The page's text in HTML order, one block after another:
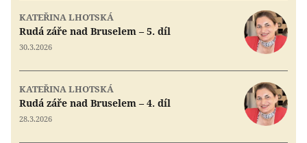
KATEŘINA LHOTSKÁ
Rudá záře nad Bruselem – 5. díl
30.3.2026
KATEŘINA LHOTSKÁ
Rudá záře nad Bruselem – 4. díl
28.3.2026